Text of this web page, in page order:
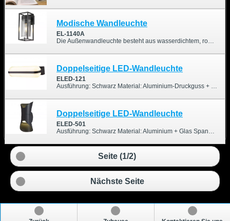
Modische Wandleuchte
EL-1140A
Die Außenwandleuchte besteht aus wasserdichtem, robustem und strapazierfähigem Metall und zeichnet sich durch verbesserte Qualität und hohe Witterungsbeständigkeit aus. Sie ist regen-, schnee- und temperaturbeständig und rostet oder korrodiert auch nach jahrelangem Gebrauch nicht. Außenleuchten für Häuser können auf der Veranda, der Terrasse, im Eingangsbereich, an der Haustür, an der Garage usw. eingesetzt werden und verleihen Ihrem Zuhause Charme. Eine besonders schöne Bereicherung für Ihr Zuhause, egal ob das Licht an oder aus ist.
Doppelseitige LED-Wandleuchte
ELED-121
Ausführung: Schwarz Material: Aluminium-Druckguss + PC Spannung: 100-240 V Lampe: 13W (72 Stück 4000K SMD-LEDs) Lumen: 1020 lm Produktgröße: 260 x 75 x 100 mm IP54 Garantie: 2 Jahre
Doppelseitige LED-Wandleuchte
ELED-501
Ausführung: Schwarz Material: Aluminium + Glas Spannung: 110 V–240 V Lampe: 12W (2*18 SMD-LEDs) Lumen: 555 lm Produktgröße: 108 x 103 x 242 mm IP44 Garantie: 2 Jahre
Seite (1/2)
Nächste Seite